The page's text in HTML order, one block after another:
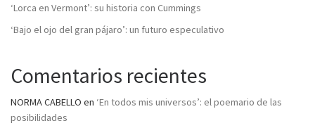
‘Lorca en Vermont’: su historia con Cummings
‘Bajo el ojo del gran pájaro’: un futuro especulativo
Comentarios recientes
NORMA CABELLO en ‘En todos mis universos’: el poemario de las
posibilidades